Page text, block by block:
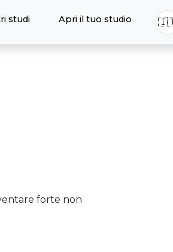
studi Apri il tuo studio
forte non